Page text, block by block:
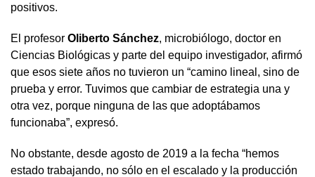
positivos.
El profesor Oliberto Sánchez, microbiólogo, doctor en
Ciencias Biológicas y parte del equipo investigador, afirmó
que esos siete años no tuvieron un “camino lineal, sino de
prueba y error. Tuvimos que cambiar de estrategia una y
otra vez, porque ninguna de las que adoptábamos
funcionaba”, expresó.
No obstante, desde agosto de 2019 a la fecha “hemos
estado trabajando, no sólo en el escalado y la producción